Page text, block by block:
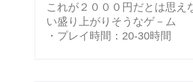
これが２０００円だとは思え
い盛り上がりそうなゲ－ム
・プレイ時間：20-30時間